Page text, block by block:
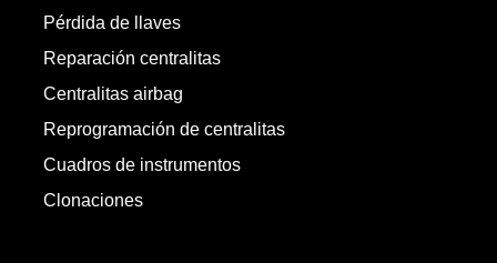
Pérdida de llaves
Reparación centralitas
Centralitas airbag
Reprogramación de centralitas
Cuadros de instrumentos
Clonaciones